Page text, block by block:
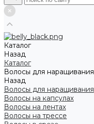
Каталог
Назад
Каталог
Волосы для наращивания
Назад
Волосы для наращивания
Волосы на капсулах
Волосы на лентах
Волосы на трессе